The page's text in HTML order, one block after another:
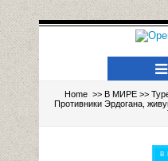
Home >> В МИРЕ>>
Противники Эрдогана,
В